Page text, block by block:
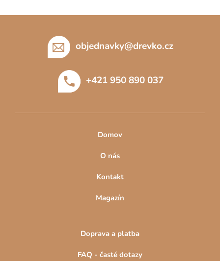
c
r
v
ý
p
i
s
u
objednavky@drevko.cz
+421 950 890 037
Domov
O nás
Kontakt
Magazín
Doprava a platba
FAQ - časté dotazy